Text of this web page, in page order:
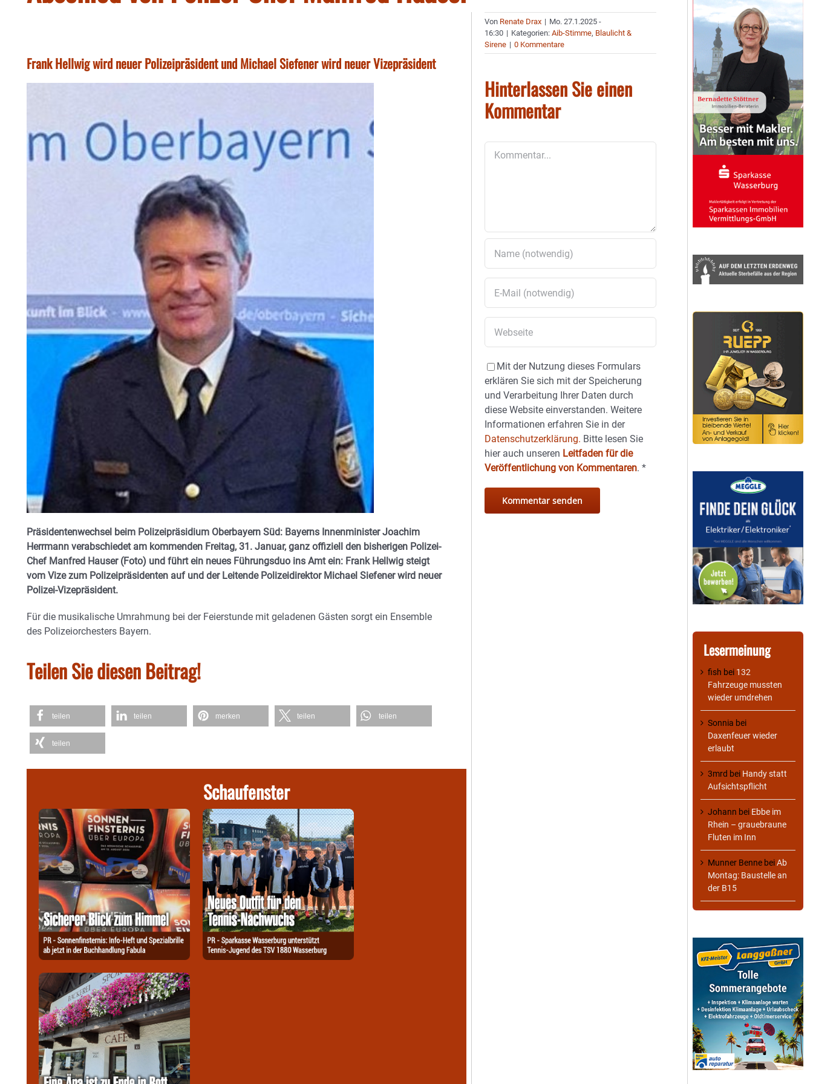
Frank Hellwig wird neuer Polizeipräsident und Michael Siefener wird neuer Vizepräsident
Präsidentenwechsel beim Polizeipräsidium Oberbayern Süd: Bayerns Innenminister Joachim
Herrmann verabschiedet am kommenden Freitag, 31. Januar, ganz offiziell den bisherigen Polizei-
Chef Manfred Hauser (Foto) und führt ein neues Führungsduo ins Amt ein: Frank Hellwig steigt
vom Vize zum Polizeipräsidenten auf und der Leitende Polizeidirektor Michael Siefener wird neuer
Polizei-Vizepräsident.
Für die musikalische Umrahmung bei der Feierstunde mit geladenen Gästen sorgt ein Ensemble
des Polizeiorchesters Bayern.
Teilen Sie diesen Beitrag!
teilen teilen merken teilen teilen
teilen
Schaufenster
Von Renate Drax | Mo. 27.1.2025 -
16:30 | Kategorien:Aib-Stimme, Blaulicht &
Sirene | 0 Kommentare
Hinterlassen Sie einen
Kommentar
Mit der Nutzung dieses Formulars
erklären Sie sich mit der Speicherung
und Verarbeitung Ihrer Daten durch
diese Website einverstanden. Weitere
Informationen erfahren Sie in der
Datenschutzerklärung. Bitte lesen Sie
hier auch unseren Leitfaden für die
Veröffentlichung von Kommentaren.*
Lesermeinung
fish bei 132
Fahrzeuge mussten
wieder umdrehen
Sonnia bei
Daxenfeuer wieder
erlaubt
3mrd bei Handy statt
Aufsichtspflicht
Johann bei Ebbe im
Rhein – grauebraune
Fluten im Inn
Munner Benne beiAb
Montag: Baustelle an
der B15